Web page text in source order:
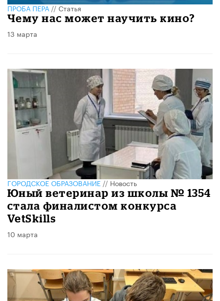
ПРОБА ПЕРА//Статья
Чему нас может научить кино?
13 марта
ГОРОДСКОЕ ОБРАЗОВАНИЕ//Новость
Юный ветеринар из школы № 1354
стала финалистом конкурса
VetSkills
10 марта